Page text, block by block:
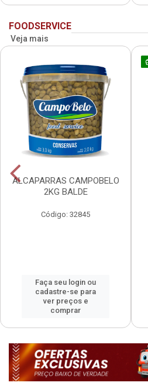
FOODSERVICE
Veja mais
ALCAPARRAS CAMPOBELO
2KG BALDE
Código: 32845
Faça seu login ou
cadastre-se para
ver preços e
comprar